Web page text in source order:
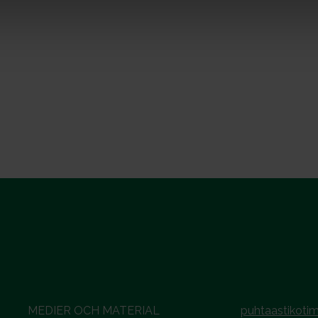
MEDIER OCH MATERIAL